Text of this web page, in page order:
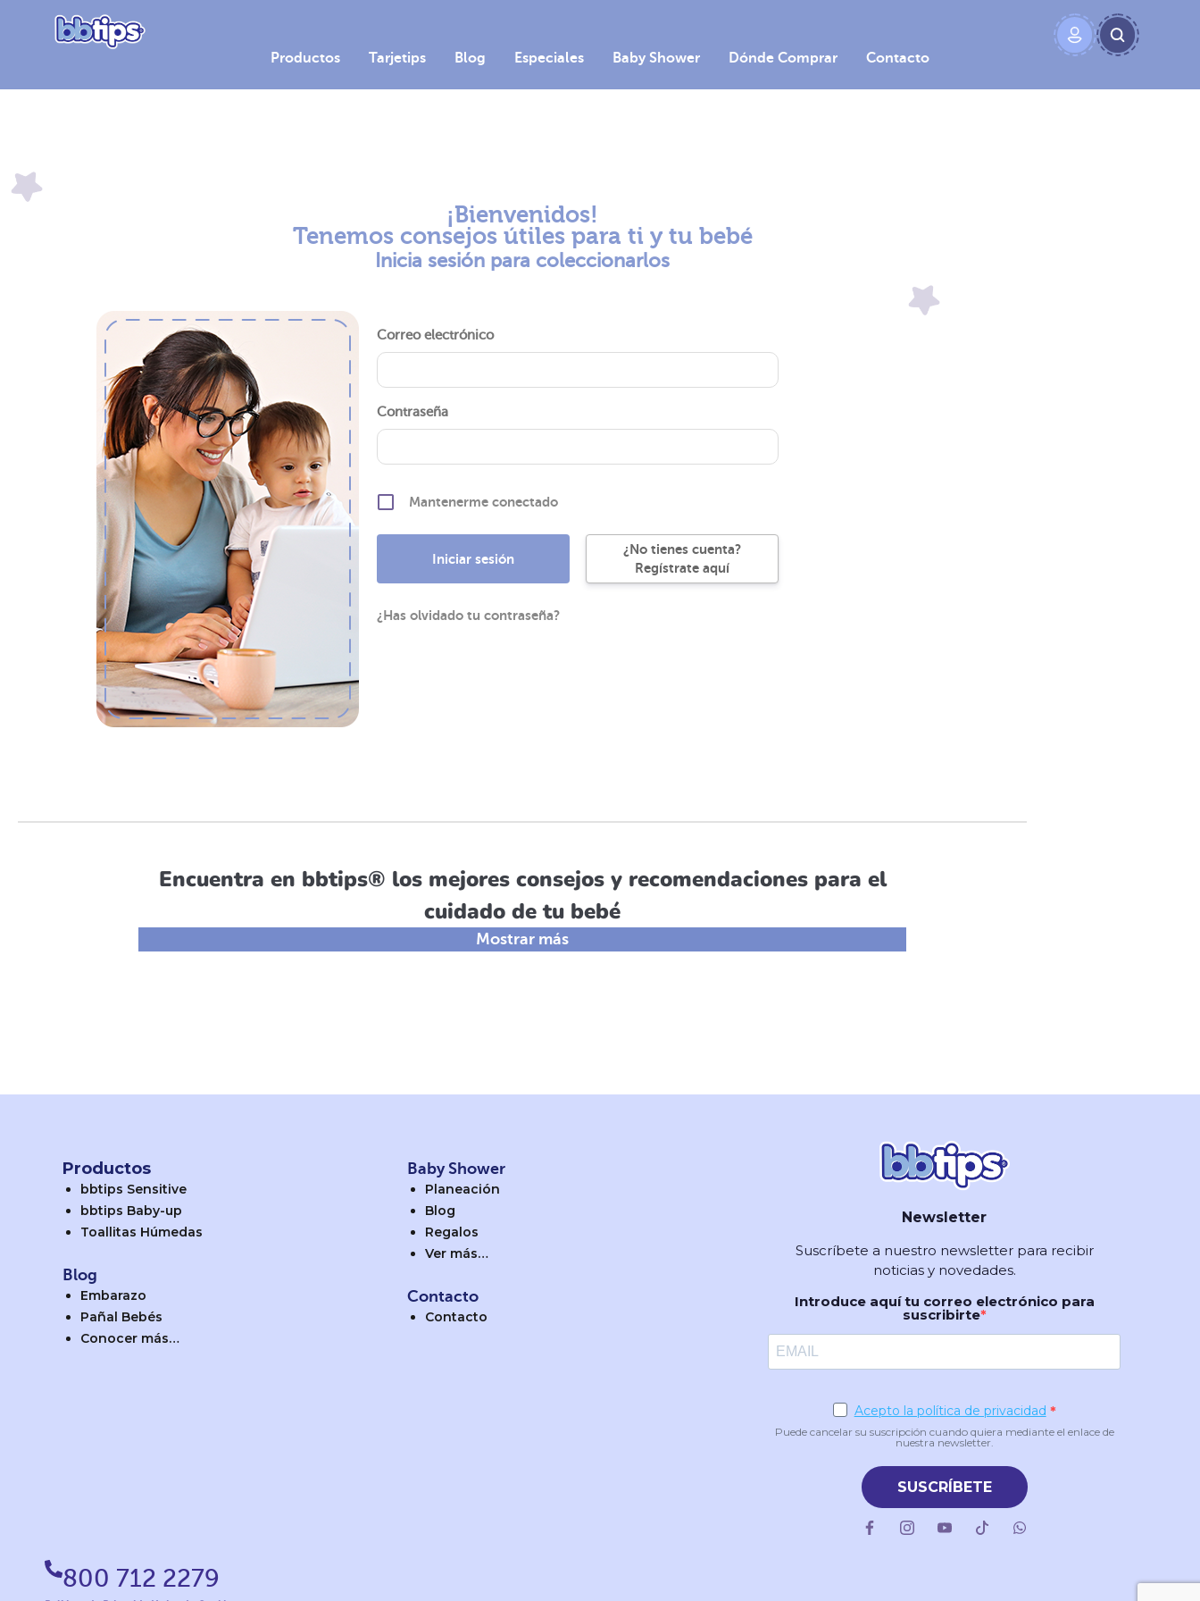
Productos Tarjetips Blog Especiales Baby Shower Dónde Comprar Contacto
Iniciar sesión
¡Bienvenidos!
Tenemos consejos útiles para ti y tu bebé
Inicia sesión para coleccionarlos
Correo electrónico
Contraseña
Mantenerme conectado
¿No tienes cuenta?
Regístrate aquí
¿Has olvidado tu contraseña?
Encuentra en bbtips® los mejores consejos y recomendaciones para el
cuidado de tu bebé
Mostrar más
Productos
bbtips Sensitive
bbtips Baby-up
Toallitas Húmedas
Blog
Embarazo
Pañal Bebés
Conocer más…
Baby Shower
Planeación
Blog
Regalos
Ver más…
Contacto
Contacto
Newsletter
Suscríbete a nuestro newsletter para recibir
noticias y novedades.
Introduce aquí tu correo electrónico para
suscribirte
Acepto la política de privacidad
Puede cancelar su suscripción cuando quiera mediante el enlace de
nuestra newsletter.
SUSCRÍBETE
800 712 2279